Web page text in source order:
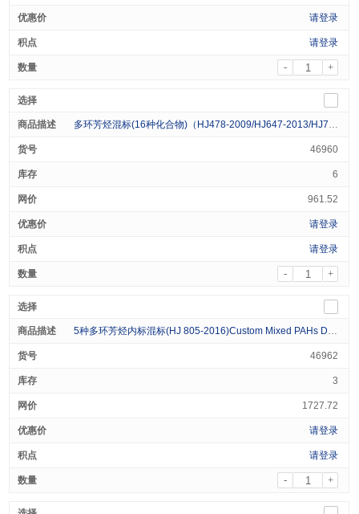
请登录
请登录
- +
多环芳烃混标(16种化合物)（HJ478-2009/HJ647-2013/HJ784-2016/GB 5009.265-2016）Custom Mixed PAHs Standard (16 Analytes) 200 μg/mL in Acetonitrile 1mL
46960
6
961.52
请登录
请登录
- +
5种多环芳烃内标混标(HJ 805-2016)Custom Mixed PAHs Deuterated Standard (5 Analytes) 1000 μg/ml in Acetone 1mL
46962
3
1727.72
请登录
请登录
- +